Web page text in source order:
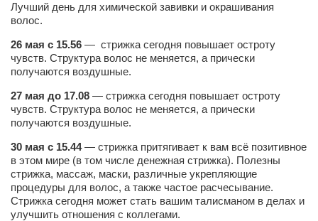
Лучший день для химической завивки и окрашивания
волос.
26 мая с 15.56 — стрижка сегодня повышает остроту
чувств. Структура волос не меняется, а прически
получаются воздушные.
27 мая до 17.08 — стрижка сегодня повышает остроту
чувств. Структура волос не меняется, а прически
получаются воздушные.
30 мая с 15.44— стрижка притягивает к вам всё позитивное
в этом мире (в том числе денежная стрижка). Полезны
стрижка, массаж, маски, различные укрепляющие
процедуры для волос, а также частое расчесывание.
Стрижка сегодня может стать вашим талисманом в делах и
улучшить отношения с коллегами.